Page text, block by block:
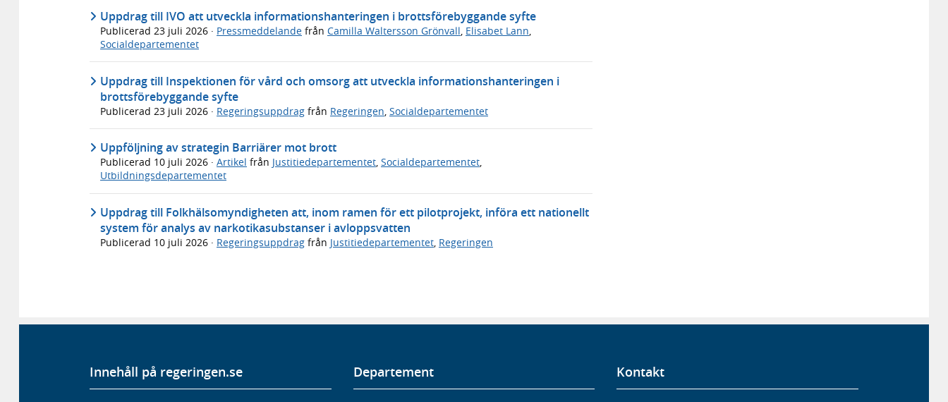
Uppdrag till IVO att utveckla informationshanteringen i brottsförebyggande syfte
Publicerad 23 juli 2026 · Pressmeddelande från Camilla Waltersson Grönvall, Elisabet Lann,
Socialdepartementet
Uppdrag till Inspektionen för vård och omsorg att utveckla informationshanteringen i
brottsförebyggande syfte
Publicerad 23 juli 2026 · Regeringsuppdrag från Regeringen Socialdepartementet
Uppföljning av strategin Barriärer mot brott
Publicerad 10 juli 2026 · Artikel från Justitiedepartementet, Socialdepartementet,
Utbildningsdepartementet
Uppdrag till Folkhälsomyndigheten att, inom ramen för ett pilotprojekt, införa ett nationellt
system för analys av narkotikasubstanser i avloppsvatten
Publicerad 10 juli 2026 · Regeringsuppdrag från Justitiedepartementet, Regeringen
Innehåll på regeringen.se Departement Kontakt